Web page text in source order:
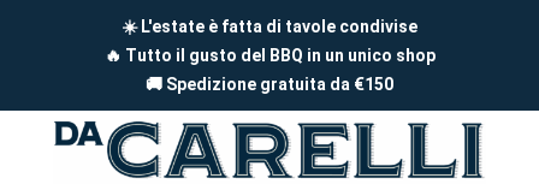
☀️ L'estate è fatta di tavole condivise
🔥 Tutto il gusto del BBQ in un unico shop
🚚 Spedizione gratuita da €150